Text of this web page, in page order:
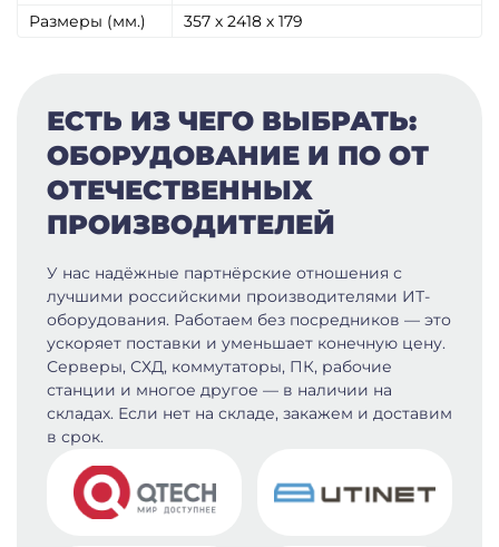
Размеры (мм.)
357 х 2418 х 179
ЕСТЬ ИЗ ЧЕГО ВЫБРАТЬ:
ОБОРУДОВАНИЕ И ПО ОТ
ОТЕЧЕСТВЕННЫХ
ПРОИЗВОДИТЕЛЕЙ
У нас надёжные партнёрские отношения с
лучшими российскими производителями ИТ-
оборудования. Работаем без посредников — это
ускоряет поставки и уменьшает конечную цену.
Серверы, СХД, коммутаторы, ПК, рабочие
станции и многое другое — в наличии на
складах. Если нет на складе, закажем и доставим
в срок.